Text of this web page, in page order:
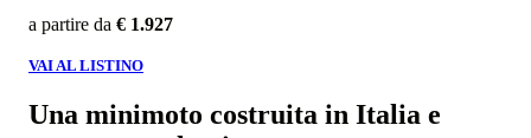
a partire da € 1.927
VAI AL LISTINO
Una minimoto costruita in Italia e